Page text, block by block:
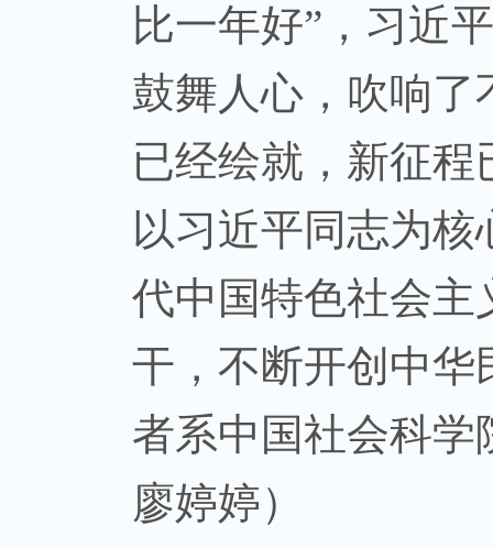
比一年好”，习近
鼓舞人心，吹响
已经绘就，新征
以习近平同志为
代中国特色社会主
干，不断开创中华
者系中国社会科学
廖婷婷）